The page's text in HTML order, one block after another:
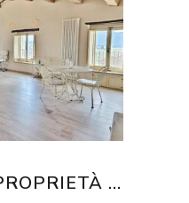
...